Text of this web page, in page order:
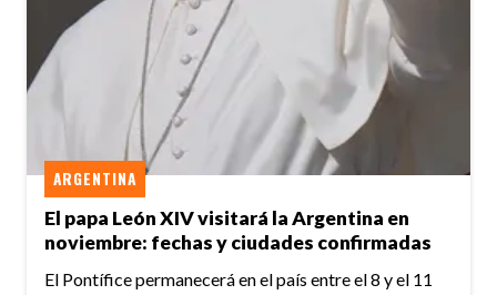
El papa León XIV visitará la Argentina en
noviembre: fechas y ciudades confirmadas
ARGENTINA
El Pontífice permanecerá en el país entre el 8 y el 11